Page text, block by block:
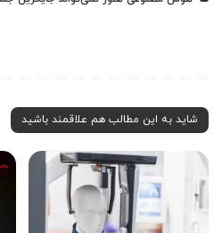
شاید به این مطالب هم علاقمند باشید